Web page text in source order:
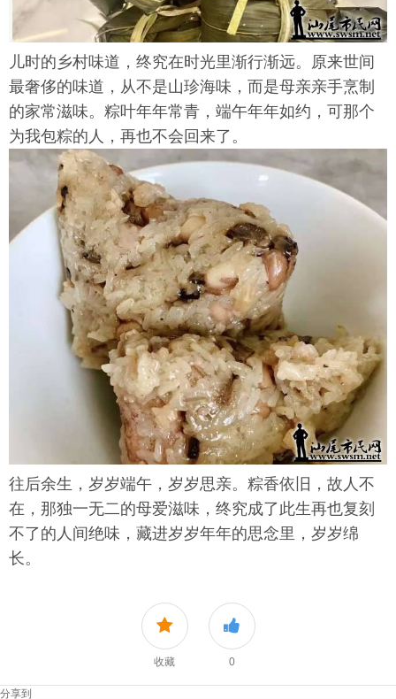
儿时的乡村味道，终究在时光里渐行渐远。原来世间
最奢侈的味道，从不是山珍海味，而是母亲亲手烹制
的家常滋味。粽叶年年常青，端午年年如约，可那个
为我包粽的人，再也不会回来了。
往后余生，岁岁端午，岁岁思亲。粽香依旧，故人不
在，那独一无二的母爱滋味，终究成了此生再也复刻
不了的人间绝味，藏进岁岁年年的思念里，岁岁绵
长。
收藏 0
分享到